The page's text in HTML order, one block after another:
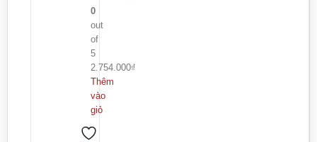
0
out
of
5
2.754.000₫
Thêm
vào
giỏ